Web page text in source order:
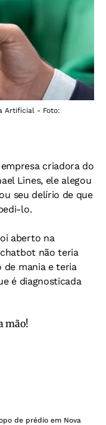
Artificial - Foto:
criadora do
Lines, ele alegou
seu delírio de que
lo.
aberto na
não teria
de mania e teria
é diagnosticada
mão!
de prédio em Nova